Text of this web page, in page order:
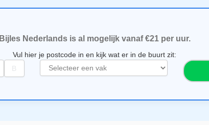
Bijles Nederlands is al mogelijk vanaf €21 per uur.
Vul hier je postcode in en kijk wat er in de buurt zit:
e